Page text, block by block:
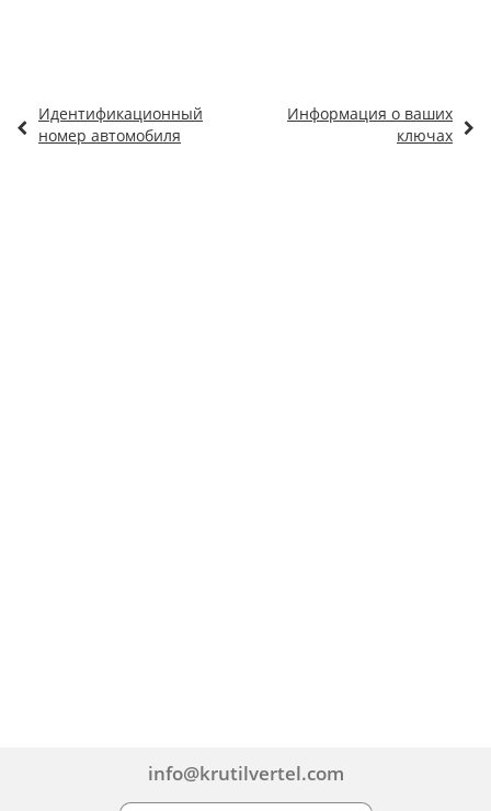
Идентификационный
номер автомобиля
Информация о ваших
ключах
info@krutilvertel.com